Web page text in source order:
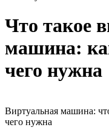
Что такое
машина:
чего нужна
Виртуальная машина:
чего нужна